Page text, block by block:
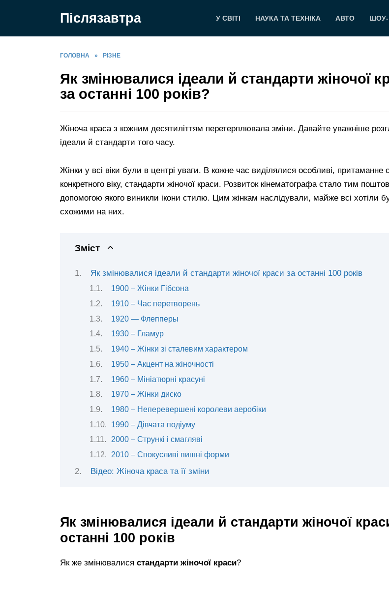
Післязавтра У СВІТІ НАУКА ТА ТЕХНІКА АВТО ШОУ-
ГОЛОВНА » РІЗНЕ
Як змінювалися ідеали й стандарти жіночої
за останні 100 років?
Жіноча краса з кожним десятиліттям перетерплювала зміни. Давайте уважніше
ідеали й стандарти того часу.
Жінки у всі віки були в центрі уваги. В кожне час виділялися особливі, притаманне
конкретного віку, стандарти жіночої краси. Розвиток кінематографа стало тим
допомогою якого виникли ікони стилю. Цим жінкам наслідували, майже всі хотіли
схожими на них.
Зміст
Як змінювалися ідеали й стандарти жіночої краси за останні 100 років
1900 – Жінки Гібсона
1910 – Час перетворень
1920 — Флепперы
1930 – Гламур
1940 – Жінки зі сталевим характером
1950 – Акцент на жіночності
1960 – Мініатюрні красуні
1970 – Жінки диско
1980 – Неперевершені королеви аеробіки
1990 – Дівчата подіуму
2000 – Стрункі і смагляві
2010 – Спокусливі пишні форми
Відео: Жіноча краса та її зміни
Як змінювалися ідеали й стандарти жіночої
останні 100 років
Як же змінювалися стандарти жіночої краси?